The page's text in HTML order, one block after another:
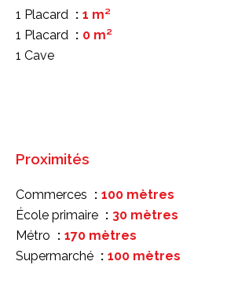
1 Placard
1 m²
1 Placard
0 m²
1 Cave
Proximités
Commerces
100 mètres
École primaire
30 mètres
Métro
170 mètres
Supermarché
100 mètres